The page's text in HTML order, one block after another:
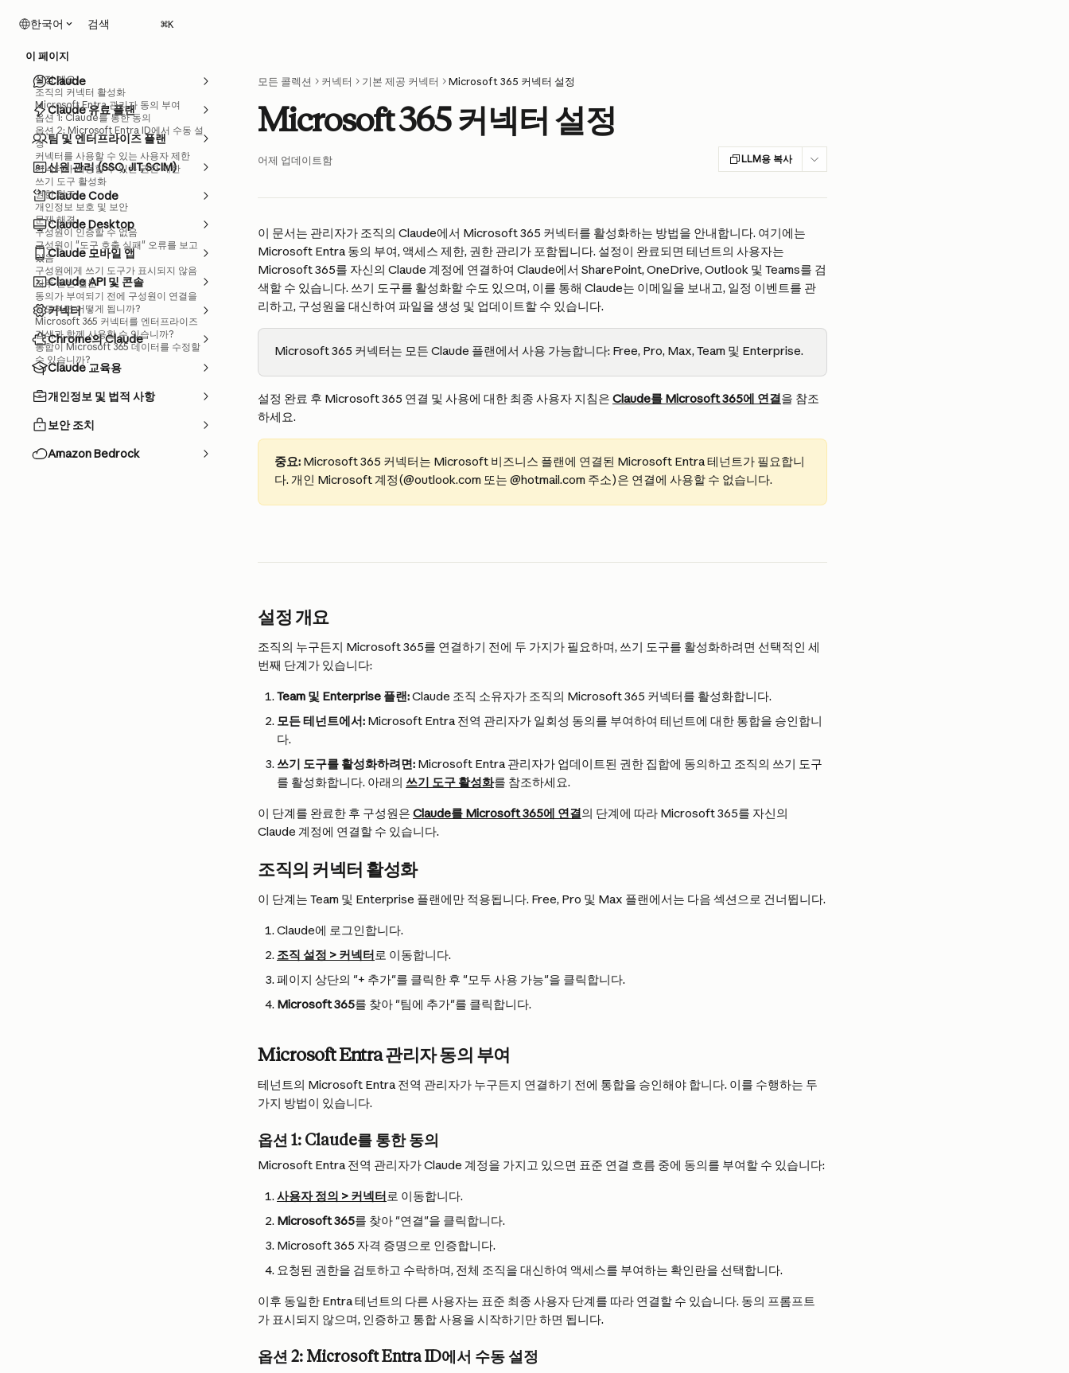
한국어 검색 ⌘K
Claude
Claude 유료 플랜
팀 및 엔터프라이즈 플랜
신원 관리 (SSO, JIT, SCIM)
Claude Code
Claude Desktop
Claude 모바일 앱
Claude API 및 콘솔
커넥터
Chrome의 Claude
Claude 교육용
개인정보 및 법적 사항
보안 조치
Amazon Bedrock
모든 콜렉션 커넥터 기본 제공 커넥터 Microsoft 365 커넥터 설정
Microsoft 365 커넥터 설정
어제 업데이트함 LLM용 복사
이 문서는 관리자가 조직의 Claude에서 Microsoft 365 커넥터를 활성화하는 방법을 안내합니다. 여기에는
Microsoft Entra 동의 부여, 액세스 제한, 권한 관리가 포함됩니다. 설정이 완료되면 테넌트의 사용자는
Microsoft 365를 자신의 Claude 계정에 연결하여 Claude에서 SharePoint, OneDrive, Outlook 및 Teams를 검
색할 수 있습니다. 쓰기 도구를 활성화할 수도 있으며, 이를 통해 Claude는 이메일을 보내고, 일정 이벤트를 관
리하고, 구성원을 대신하여 파일을 생성 및 업데이트할 수 있습니다.
Microsoft 365 커넥터는 모든 Claude 플랜에서 사용 가능합니다: Free, Pro, Max, Team 및 Enterprise.
설정 완료 후 Microsoft 365 연결 및 사용에 대한 최종 사용자 지침은 Claude를 Microsoft 365에 연결을 참조
하세요.
중요: Microsoft 365 커넥터는 Microsoft 비즈니스 플랜에 연결된 Microsoft Entra 테넌트가 필요합니
다. 개인 Microsoft 계정(@outlook.com 또는 @hotmail.com 주소)은 연결에 사용할 수 없습니다.
설정 개요
조직의 누구든지 Microsoft 365를 연결하기 전에 두 가지가 필요하며, 쓰기 도구를 활성화하려면 선택적인 세
번째 단계가 있습니다:
Team 및 Enterprise 플랜: Claude 조직 소유자가 조직의 Microsoft 365 커넥터를 활성화합니다.
모든 테넌트에서: Microsoft Entra 전역 관리자가 일회성 동의를 부여하여 테넌트에 대한 통합을 승인합니
다.
쓰기 도구를 활성화하려면: Microsoft Entra 관리자가 업데이트된 권한 집합에 동의하고 조직의 쓰기 도구
를 활성화합니다. 아래의 쓰기 도구 활성화를 참조하세요.
이 단계를 완료한 후 구성원은 Claude를 Microsoft 365에 연결의 단계에 따라 Microsoft 365를 자신의
Claude 계정에 연결할 수 있습니다.
조직의 커넥터 활성화
이 단계는 Team 및 Enterprise 플랜에만 적용됩니다. Free, Pro 및 Max 플랜에서는 다음 섹션으로 건너뜁니다.
Claude에 로그인합니다.
조직 설정 > 커넥터로 이동합니다.
페이지 상단의 "+ 추가"를 클릭한 후 "모두 사용 가능"을 클릭합니다.
Microsoft 365를 찾아 "팀에 추가"를 클릭합니다.
Microsoft Entra 관리자 동의 부여
테넌트의 Microsoft Entra 전역 관리자가 누구든지 연결하기 전에 통합을 승인해야 합니다. 이를 수행하는 두
가지 방법이 있습니다.
옵션 1: Claude를 통한 동의
Microsoft Entra 전역 관리자가 Claude 계정을 가지고 있으면 표준 연결 흐름 중에 동의를 부여할 수 있습니다:
사용자 정의 > 커넥터로 이동합니다.
Microsoft 365를 찾아 "연결"을 클릭합니다.
Microsoft 365 자격 증명으로 인증합니다.
요청된 권한을 검토하고 수락하며, 전체 조직을 대신하여 액세스를 부여하는 확인란을 선택합니다.
이후 동일한 Entra 테넌트의 다른 사용자는 표준 최종 사용자 단계를 따라 연결할 수 있습니다. 동의 프롬프트
가 표시되지 않으며, 인증하고 통합 사용을 시작하기만 하면 됩니다.
옵션 2: Microsoft Entra ID에서 수동 설정
이 페이지
설정 개요
조직의 커넥터 활성화
Microsoft Entra 관리자 동의 부여
옵션 1: Claude를 통한 동의
옵션 2: Microsoft Entra ID에서 수동 설
정
커넥터를 사용할 수 있는 사용자 제한
커넥터가 사용할 수 있는 권한 제한
쓰기 도구 활성화
권한 참조
개인정보 보호 및 보안
문제 해결
구성원이 인증할 수 없음
구성원이 "도구 호출 실패" 오류를 보고
있음
구성원에게 쓰기 도구가 표시되지 않음
자주 묻는 질문
동의가 부여되기 전에 구성원이 연결을
시도하면 어떻게 됩니까?
Microsoft 365 커넥터를 엔터프라이즈
검색과 함께 사용할 수 있습니까?
통합이 Microsoft 365 데이터를 수정할
수 있습니까?